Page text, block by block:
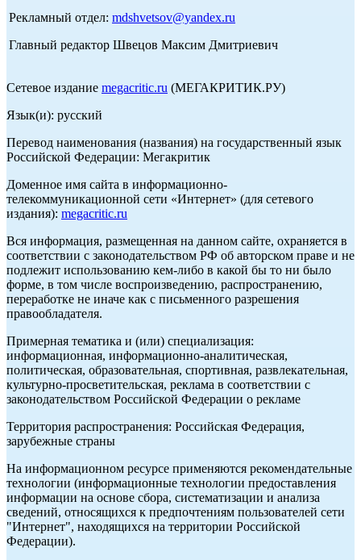
Рекламный отдел: mdshvetsov@yandex.ru
Главный редактор Швецов Максим Дмитриевич
Сетевое издание megacritic.ru (МЕГАКРИТИК.РУ)
Язык(и): русский
Перевод наименования (названия) на государственный язык
Российской Федерации: Мегакритик
Доменное имя сайта в информационно-
телекоммуникационной сети «Интернет» (для сетевого
издания): megacritic.ru
Вся информация, размещенная на данном сайте, охраняется в
соответствии с законодательством РФ об авторском праве и не
подлежит использованию кем-либо в какой бы то ни было
форме, в том числе воспроизведению, распространению,
переработке не иначе как с письменного разрешения
правообладателя.
Примерная тематика и (или) специализация:
информационная, информационно-аналитическая,
политическая, образовательная, спортивная, развлекательная,
культурно-просветительская, реклама в соответствии с
законодательством Российской Федерации о рекламе
Территория распространения: Российская Федерация,
зарубежные страны
На информационном ресурсе применяются рекомендательные
технологии (информационные технологии предоставления
информации на основе сбора, систематизации и анализа
сведений, относящихся к предпочтениям пользователей сети
"Интернет", находящихся на территории Российской
Федерации).